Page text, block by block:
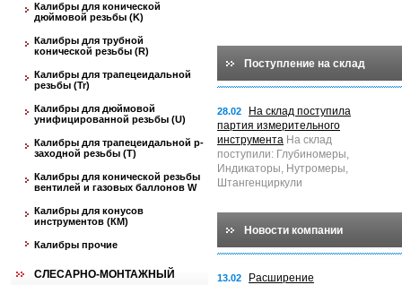
Калибры для конической
дюймовой резьбы (K)
Калибры для трубной
конической резьбы (R)
Калибры для трапецеидальной
резьбы (Tr)
Калибры для дюймовой
унифицированной резьбы (U)
Калибры для трапецеидальной p-
заходной резьбы (T)
Калибры для конической резьбы
вентилей и газовых баллонов W
Калибры для конусов
инструментов (КМ)
Калибры прочие
СЛЕСАРНО-МОНТАЖНЫЙ
Поступление на склад
28.02
На склад поступила
партия измерительного
инструмента На склад
поступили: Глубиномеры,
Индикаторы, Нутромеры,
Штангенциркули
Новости компании
13.02
Расширение